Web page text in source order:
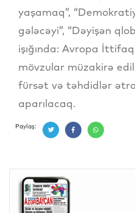
yaşamaq”,
gələcəyi”, “Dəyişən
işığında: Avropa
mövzular müzakirə
fürsət və təhdidlər
aparılacaq.
Paylaş: